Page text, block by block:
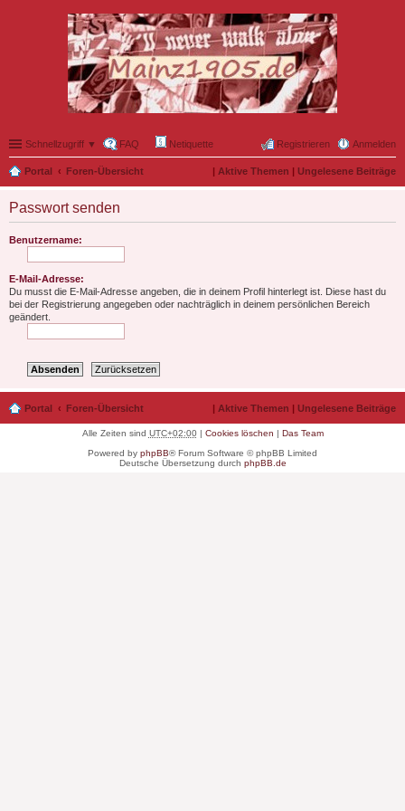
Schnellzugriff ▼ FAQ Netiquette Anmelden
Registrieren
Portal Foren-Übersicht | Aktive Themen | Ungelesene Beiträge
Passwort senden
Benutzername:
E-Mail-Adresse:
Du musst die E-Mail-Adresse angeben, die in deinem Profil hinterlegt ist. Diese hast du
bei der Registrierung angegeben oder nachträglich in deinem persönlichen Bereich
geändert.
Portal Foren-Übersicht | Aktive Themen | Ungelesene Beiträge
Alle Zeiten sind UTC+02:00| Cookies löschen | Das Team
Powered by phpBB® Forum Software © phpBB Limited
Deutsche Übersetzung durch phpBB.de